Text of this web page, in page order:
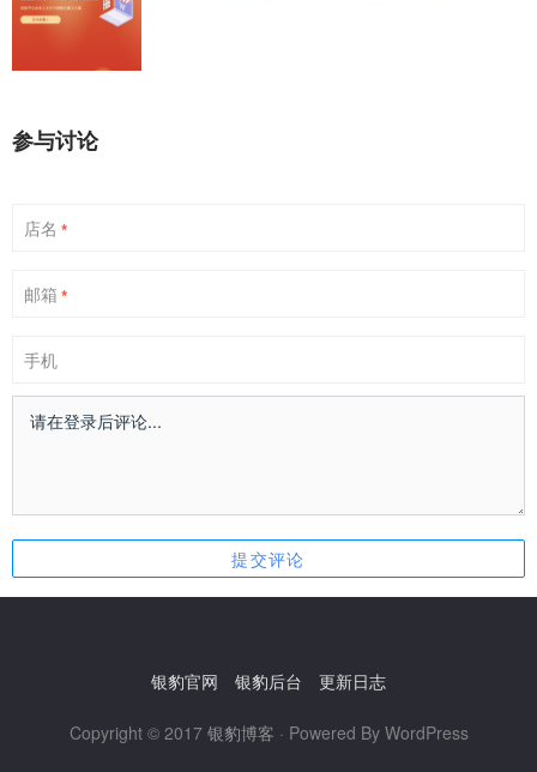
参与讨论
店名 *
邮箱 *
手机
银豹官网 银豹后台 更新日志
Copyright © 2017 银豹博客 · Powered By WordPress